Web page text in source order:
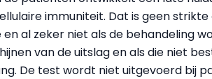
immuniteit. Dat is geen
en al zeker niet als de behandeling
van de uitslag en als die niet
De test wordt niet uitgevoerd bij